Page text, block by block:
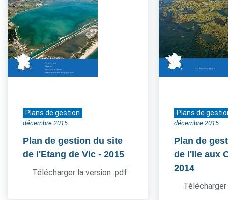
Plans de gestion
décembre 2015
Plan de gestion du site
de l'Etang de Vic - 2015
Télécharger la version .pdf
Plans de
décembre 2015
Plan de
de l'Ile aux
2014